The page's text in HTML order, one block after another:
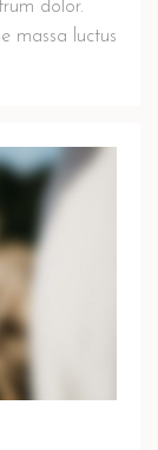
dolor.
massa luctus